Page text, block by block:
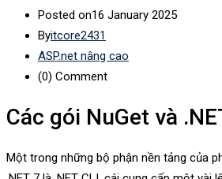
Posted on16 January 2025
Byitcore2431
ASP.net nâng cao
(0) Comment
Các gói NuGet và
Một trong những bộ phận nền tảng của